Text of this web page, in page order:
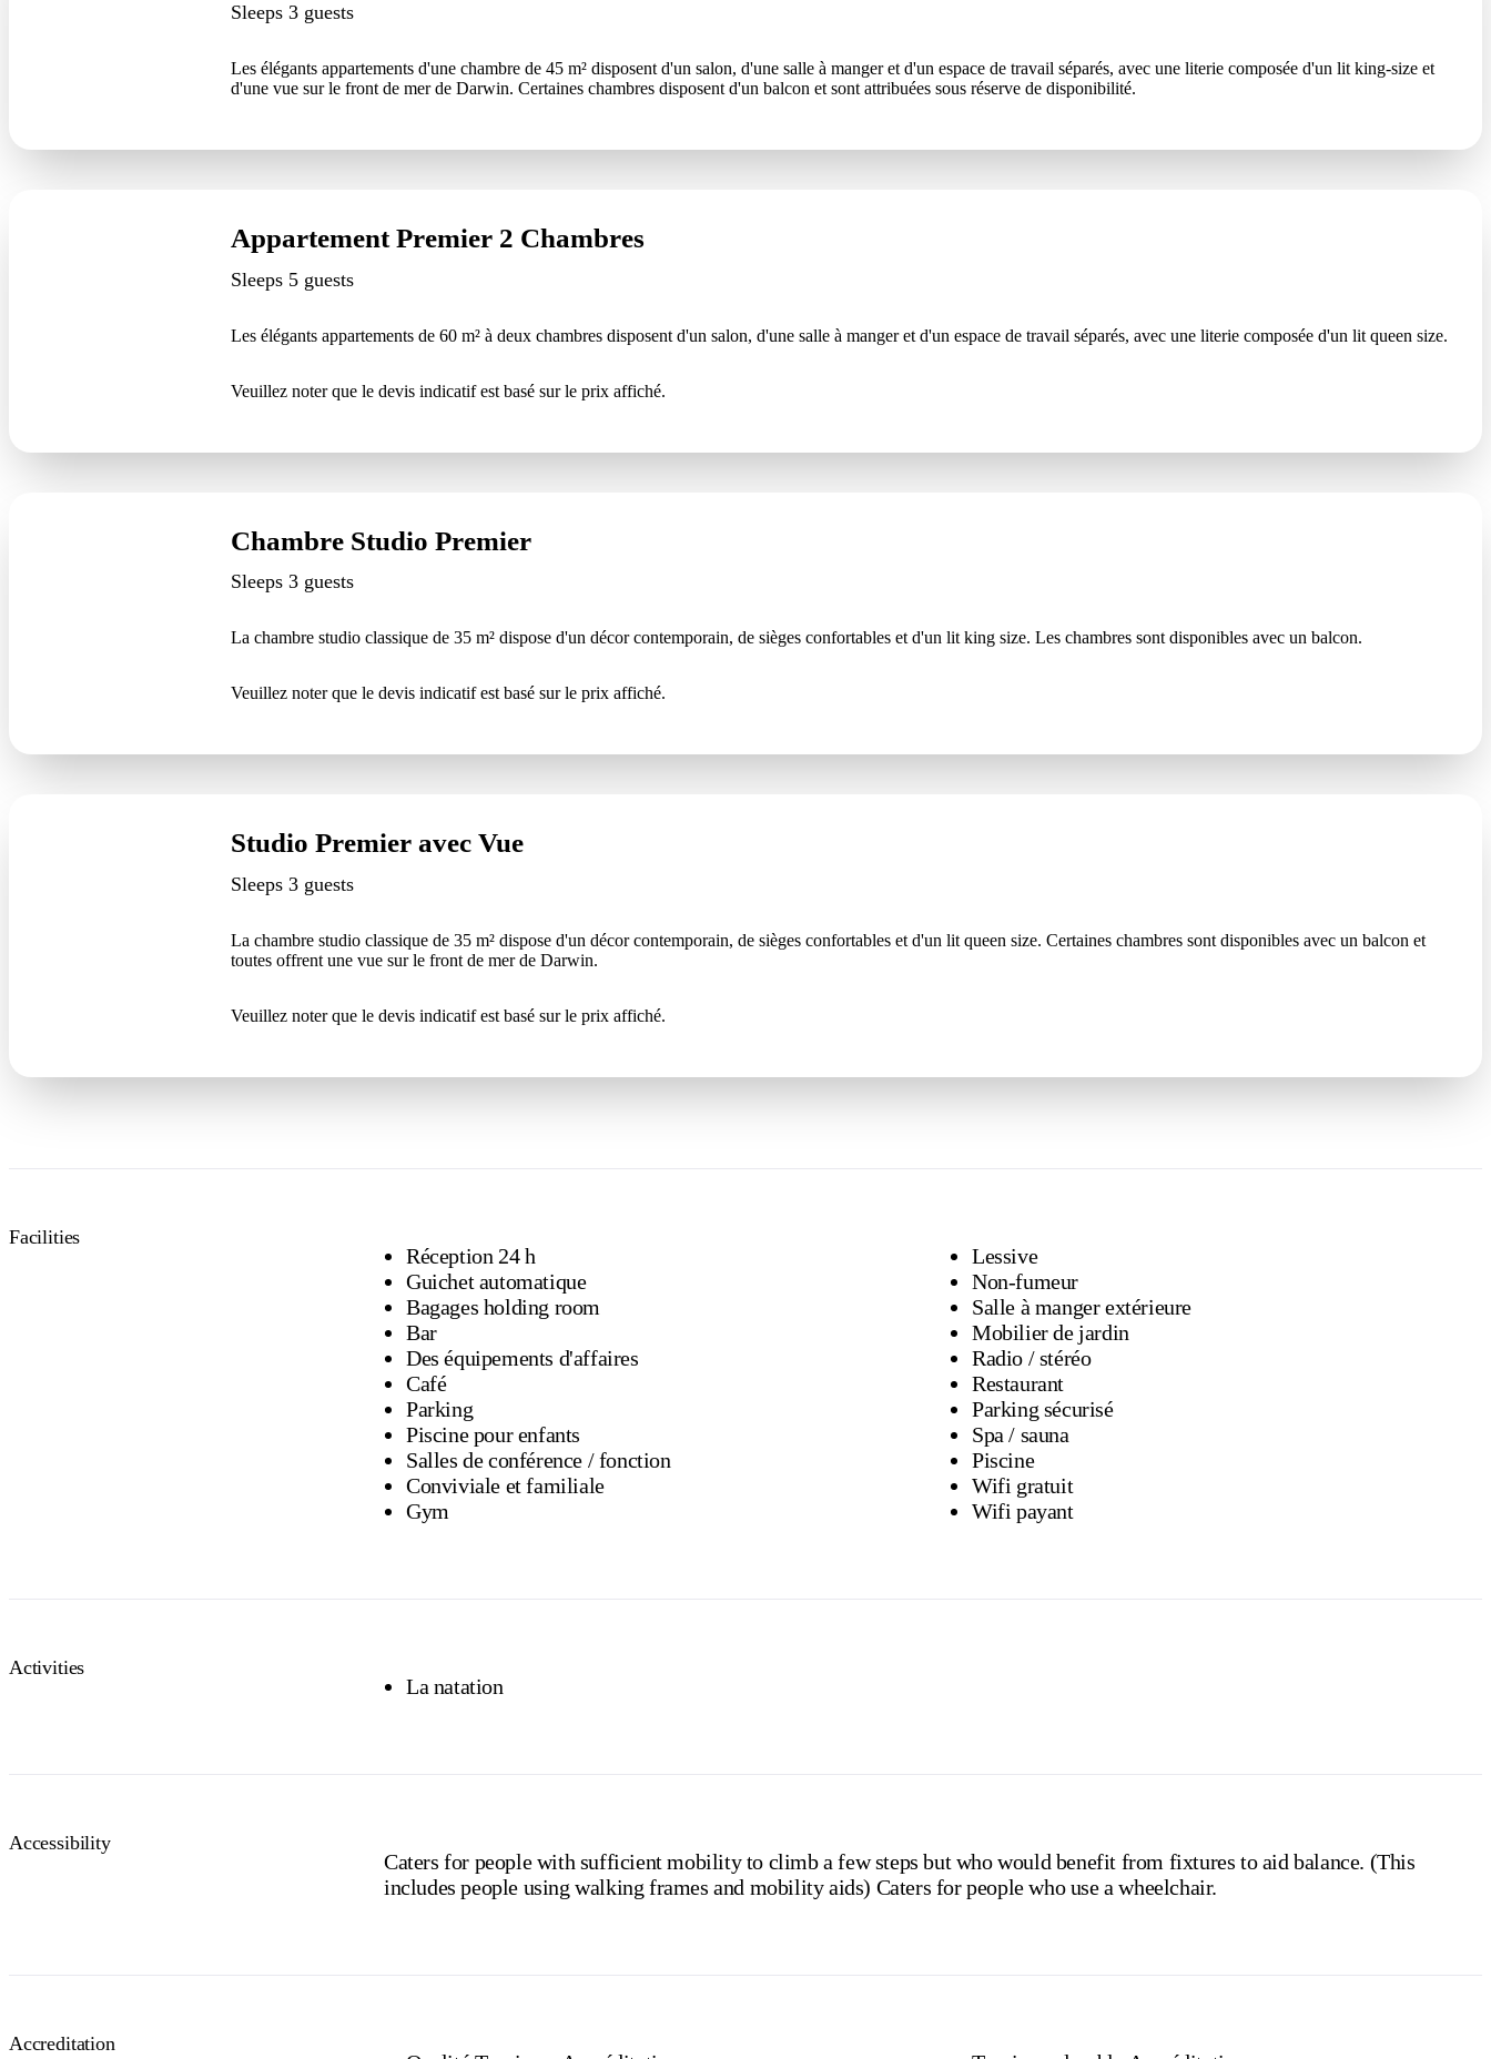
Sleeps 3 guests
Les élégants appartements d'une chambre de 45 m² disposent d'un salon, d'une salle à manger et d'un espace de travail séparés, avec une literie composée d'un lit king-size et
d'une vue sur le front de mer de Darwin. Certaines chambres disposent d'un balcon et sont attribuées sous réserve de disponibilité.
Appartement Premier 2 Chambres
Sleeps 5 guests
Les élégants appartements de 60 m² à deux chambres disposent d'un salon, d'une salle à manger et d'un espace de travail séparés, avec une literie composée d'un lit queen size.
Veuillez noter que le devis indicatif est basé sur le prix affiché.
Chambre Studio Premier
Sleeps 3 guests
La chambre studio classique de 35 m² dispose d'un décor contemporain, de sièges confortables et d'un lit king size. Les chambres sont disponibles avec un balcon.
Veuillez noter que le devis indicatif est basé sur le prix affiché.
Studio Premier avec Vue
Sleeps 3 guests
La chambre studio classique de 35 m² dispose d'un décor contemporain, de sièges confortables et d'un lit queen size. Certaines chambres sont disponibles avec un balcon et
toutes offrent une vue sur le front de mer de Darwin.
Veuillez noter que le devis indicatif est basé sur le prix affiché.
Facilities
Réception 24 h
Guichet automatique
Bagages holding room
Bar
Des équipements d'affaires
Café
Parking
Piscine pour enfants
Salles de conférence / fonction
Conviviale et familiale
Gym
Lessive
Non-fumeur
Salle à manger extérieure
Mobilier de jardin
Radio / stéréo
Restaurant
Parking sécurisé
Spa / sauna
Piscine
Wifi gratuit
Wifi payant
Activities
La natation
Accessibility
Caters for people with sufficient mobility to climb a few steps but who would benefit from fixtures to aid balance. (This
includes people using walking frames and mobility aids) Caters for people who use a wheelchair.
Accreditation